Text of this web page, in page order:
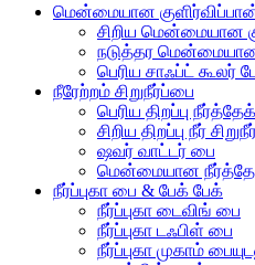
மென்மையான
சிறிய மென்மையான
நடுத்தர மென்மையான
பெரிய சாஃப்ட் கூலர்
நீரேற்றம் சிறுநீர்ப்பை
பெரிய திறப்பு
சிறிய திறப்பு நீர்
ஷவர் வாட்டர் பை
மென்மையான
நீர்ப்புகா பை & பேக் பேக்
நீர்ப்புகா டைவிங் பை
நீர்ப்புகா டஃபிள் பை
நீர்ப்புகா முகாம்